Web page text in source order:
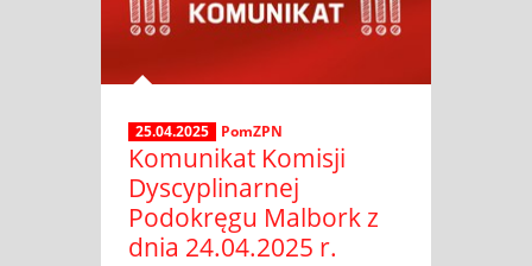
25.04.2025 PomZPN
Komunikat Komisji
Dyscyplinarnej
Podokręgu Malbork z
dnia 24.04.2025 r.